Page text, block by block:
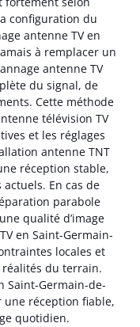
configuration du
antenne TV en
à remplacer un
antenne TV
du signal, de
Cette méthode
télévision TV
et les réglages
antenne TNT
réception stable,
En cas de
parabole
qualité d’image
en Saint-Germain-
locales et
du terrain.
Saint-Germain-de-
une réception fiable,
quotidien.